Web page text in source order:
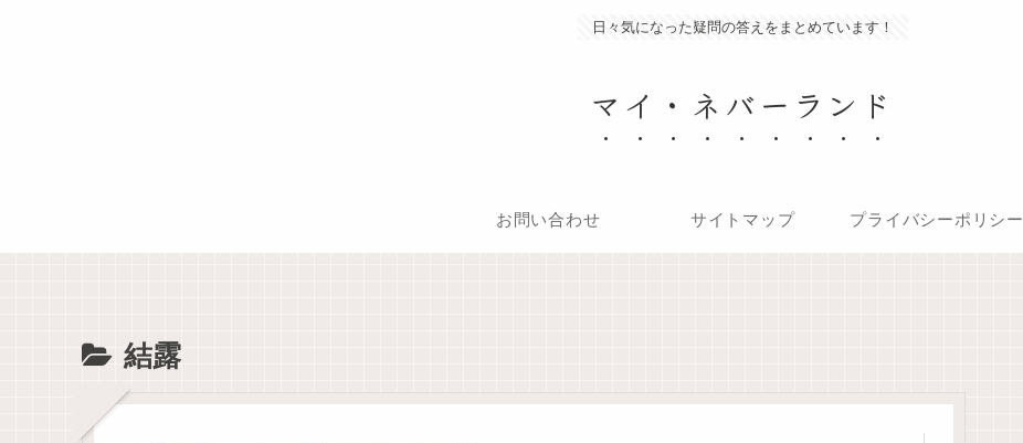
日々気になった疑問の答えをまとめています！
マイ・ネバーランド
お問い合わせ サイトマップ プライバシーポリシー
結露